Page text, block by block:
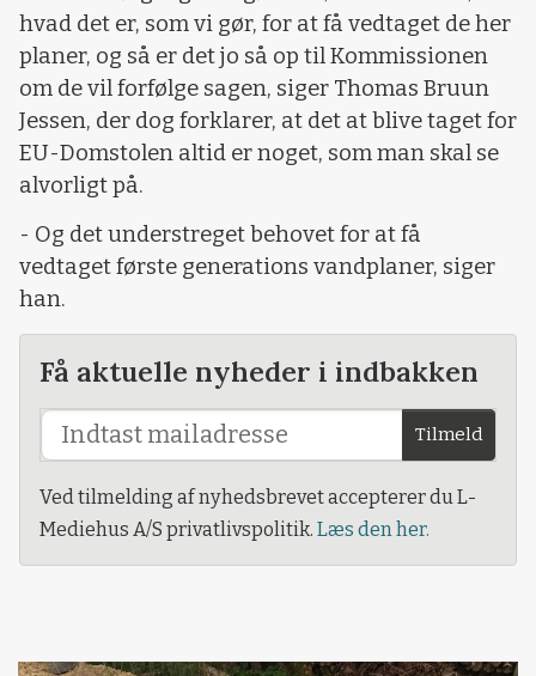
hvad det er, som vi gør, for at få vedtaget de her
planer, og så er det jo så op til Kommissionen
om de vil forfølge sagen, siger Thomas Bruun
Jessen, der dog forklarer, at det at blive taget for
EU-Domstolen altid er noget, som man skal se
alvorligt på.
- Og det understreget behovet for at få
vedtaget første generations vandplaner, siger
han.
Få aktuelle nyheder i indbakken
Tilmeld
Ved tilmelding af nyhedsbrevet accepterer du L-
Mediehus A/S privatlivspolitik. Læs den her.